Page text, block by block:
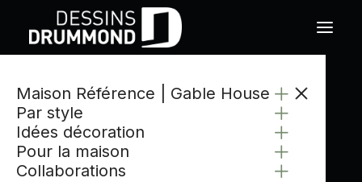
Maison Référence | Gable House
Par style
Idées décoration
Pour la maison
Collaborations